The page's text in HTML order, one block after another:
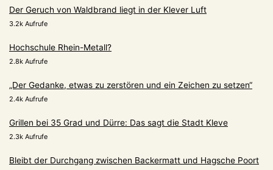
Der Geruch von Waldbrand liegt in der Klever Luft
3.2k Aufrufe
Hochschule Rhein-Metall?
2.8k Aufrufe
„Der Gedanke, etwas zu zerstören und ein Zeichen zu setzen“
2.4k Aufrufe
Grillen bei 35 Grad und Dürre: Das sagt die Stadt Kleve
2.3k Aufrufe
Bleibt der Durchgang zwischen Backermatt und Hagsche Poort